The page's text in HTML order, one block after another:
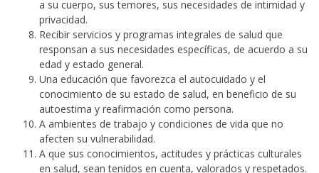
a su cuerpo, sus temores, sus necesidades de intimidad y
privacidad.
Recibir servicios y programas integrales de salud que
responsan a sus necesidades específicas, de acuerdo a su
edad y estado general.
Una educación que favorezca el autocuidado y el
conocimiento de su estado de salud, en beneficio de su
autoestima y reafirmación como persona.
A ambientes de trabajo y condiciones de vida que no
afecten su vulnerabilidad.
A que sus conocimientos, actitudes y prácticas culturales
en salud, sean tenidos en cuenta, valorados y respetados.